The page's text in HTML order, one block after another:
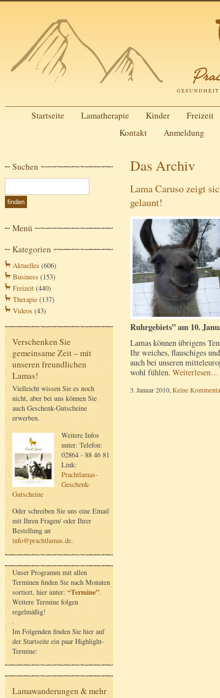
Startseite Lamatherapie Kinder
Freizeit
Kontakt
Anmeldung
Suchen
Menü
Kategorien
Aktuelles (606)
Business (153)
Freizeit (440)
Therapie (137)
Videos (43)
Verschenken Sie
gemeinsame Zeit – mit
unseren freundlichen
Lamas!
Vielleicht wissen Sie es noch
nicht, aber bei uns können Sie
auch Geschenk-Gutscheine
erwerben.
Weitere Infos
unter: Telefon:
02864 - 88 46 81
Link:
Prachtlamas-
Geschenk-
Gutscheine
Oder schreiben Sie uns eine Email
mit Ihren Fragen/ oder Ihrer
Bestellung an
info@prachtlamas.de.
Unser Programm mit allen
Terminen finden Sie nach Monaten
sortiert, hier unter: “Termine”.
Weitere Termine folgen
regelmäßig!
.
Im Folgenden finden Sie hier auf
der Startseite ein paar Highlight-
Termine:
Lamawanderungen & mehr
Das Archiv
Lama Caruso zeigt
gelaunt!
Ruhrgebiets” am 10.
Lamas können übrigens
Ihr weiches, flauschiges
auch bei unseren
wohl fühlen.
3. Januar 2010, Keine